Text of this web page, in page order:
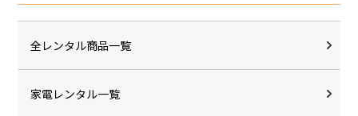
全レンタル商品一覧
家電レンタル一覧